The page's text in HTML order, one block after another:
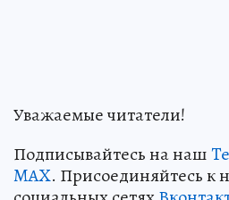
Уважаемые читатели!
Подписывайтесь на наш
MAX. Присоединяйтесь к